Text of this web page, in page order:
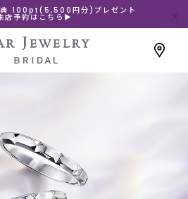
典 100pt(5,500円分)プレゼント
店予約はこちら▶